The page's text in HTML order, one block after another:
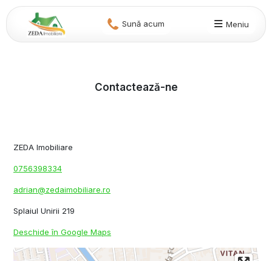
Sună acum Meniu
Contactează-ne
ZEDA Imobiliare
0756398334
adrian@zedaimobiliare.ro
Splaiul Unirii 219
Deschide în Google Maps